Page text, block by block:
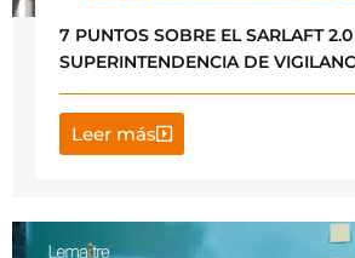
7 PUNTOS SOBRE EL SARLAFT
SUPERINTENDENCIA DE
Leer más